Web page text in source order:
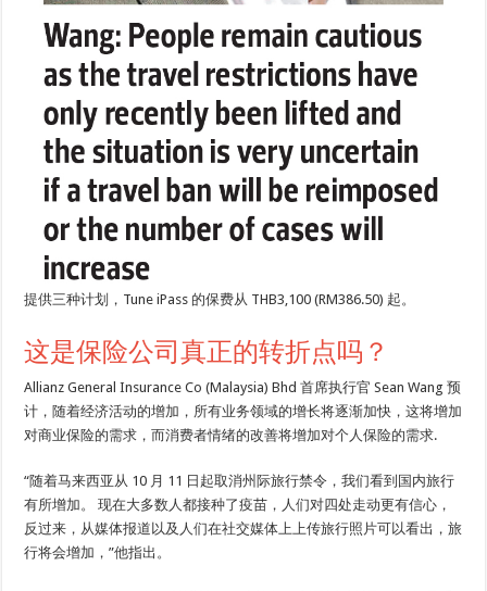
提供三种计划，Tune iPass 的保费从 THB3,100 (RM386.50) 起。
这是保险公司真正的转折点吗？
Allianz General Insurance Co (Malaysia) Bhd 首席执行官 Sean Wang 预
计，随着经济活动的增加，所有业务领域的增长将逐渐加快，这将增加
对商业保险的需求，而消费者情绪的改善将增加对个人保险的需求.
“随着马来西亚从 10 月 11 日起取消州际旅行禁令，我们看到国内旅行
有所增加。 现在大多数人都接种了疫苗，人们对四处走动更有信心，
反过来，从媒体报道以及人们在社交媒体上上传旅行照片可以看出，旅
行将会增加，”他指出。